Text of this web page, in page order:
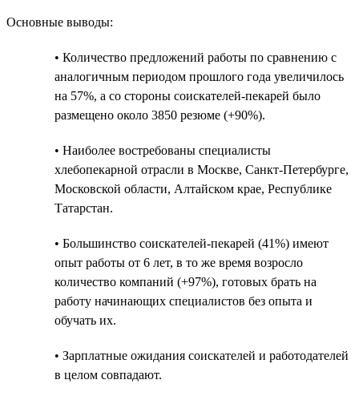
Основные выводы:
• Количество предложений работы по сравнению с
аналогичным периодом прошлого года увеличилось
на 57%, а со стороны соискателей-пекарей было
размещено около 3850 резюме (+90%).
• Наиболее востребованы специалисты
хлебопекарной отрасли в Москве, Санкт-Петербурге,
Московской области, Алтайском крае, Республике
Татарстан.
• Большинство соискателей-пекарей (41%) имеют
опыт работы от 6 лет, в то же время возросло
количество компаний (+97%), готовых брать на
работу начинающих специалистов без опыта и
обучать их.
• Зарплатные ожидания соискателей и работодателей
в целом совпадают.